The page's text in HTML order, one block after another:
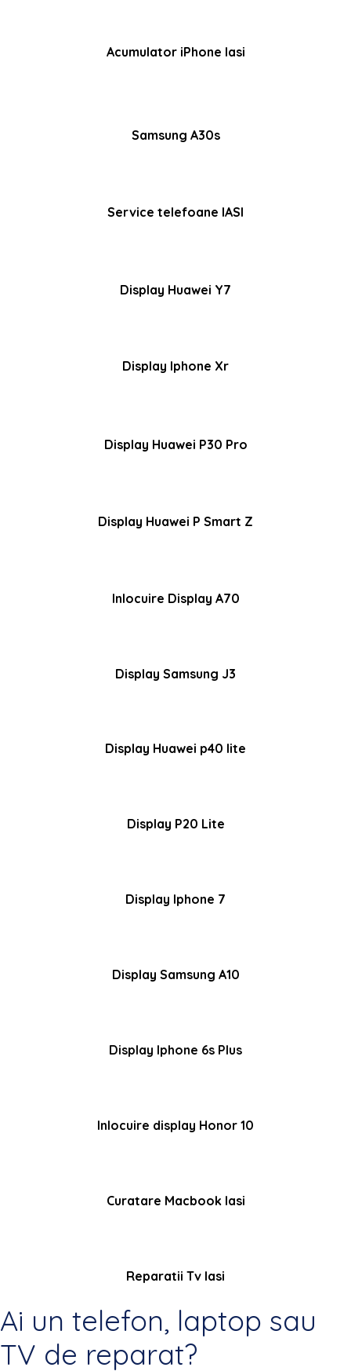
Acumulator iPhone Iasi
Samsung A30s
Service telefoane IASI
Display Huawei Y7
Display Iphone Xr
Display Huawei P30 Pro
Display Huawei P Smart Z
Inlocuire Display A70
Display Samsung J3
Display Huawei p40 lite
Display P20 Lite
Display Iphone 7
Display Samsung A10
Display Iphone 6s Plus
Inlocuire display Honor 10
Curatare Macbook Iasi
Reparatii Tv Iasi
Ai un telefon, laptop sau
TV de reparat?